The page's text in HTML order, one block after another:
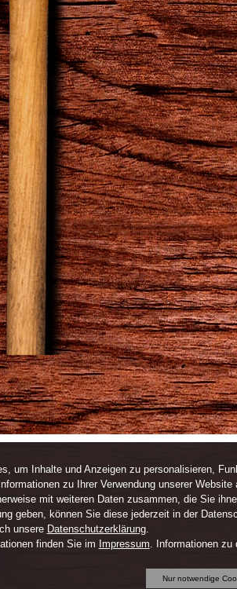
um Inhalte und Anzeigen zu personalisieren,
zu Ihrer Verwendung unserer
mit weiteren Daten zusammen, die Sie
geben, können Sie diese jederzeit in der
unsere Datenschutzerklärung.
finden Sie im Impressum . Informationen
Nur notwendige